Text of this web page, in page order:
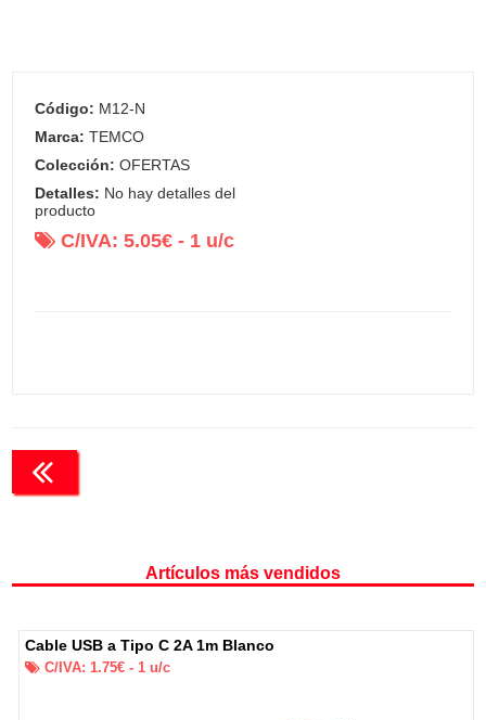
Código: M12-N
Marca: TEMCO
Colección: OFERTAS
Detalles: No hay detalles del
producto
C/IVA:5.05€ - 1 u/c
Artículos más vendidos
Cable USB a Tipo C 2A 1m Blanco
C/IVA: 1.75€ - 1u/c